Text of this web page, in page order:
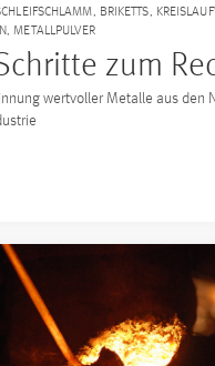
, BRIKETTS,
,METALLPULVER
zum
wertvoller Metalle aus den